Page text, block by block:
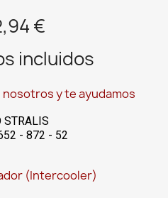
€
incluidos
y te ayudamos
STRALIS
- 872 - 52
(Intercooler)